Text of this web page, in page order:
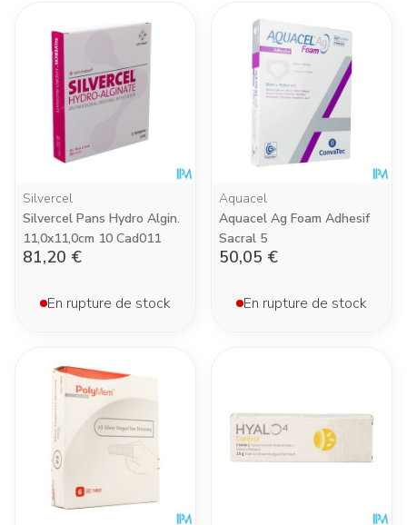
Silvercel
Silvercel Pans Hydro Algin.
11,0x11,0cm 10 Cad011
81,20 €
En rupture de stock
Aquacel
Aquacel Ag Foam Adhesif
Sacral 5
50,05 €
En rupture de stock